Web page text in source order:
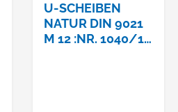
U-SCHEIBEN
NATUR DIN 9021
M 12 :NR. 1040/12